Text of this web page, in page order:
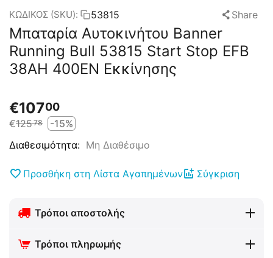
ΚΩΔΙΚΟΣ (SKU): 53815 Share
Μπαταρία Αυτοκινήτου Banner
Running Bull 53815 Start Stop EFB
38AH 400EN Εκκίνησης
€10700
€12578
-15%
Διαθεσιμότητα: Μη Διαθέσιμο
Προσθήκη στη Λίστα Αγαπημένων Σύγκριση
Τρόποι αποστολής
Τρόποι πληρωμής